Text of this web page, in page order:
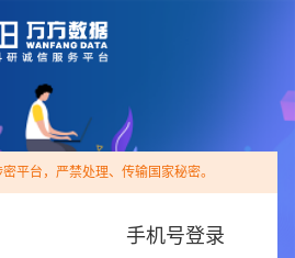
手机号登录
平台，严禁处理、传输国家秘密。